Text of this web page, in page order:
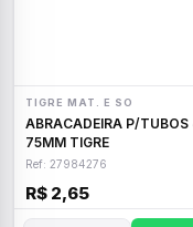
TIGRE MAT. E SO
ABRACADEIRA P/TUBOS 40 A
75MM TIGRE
Ref: 27984276
R$ 2,65